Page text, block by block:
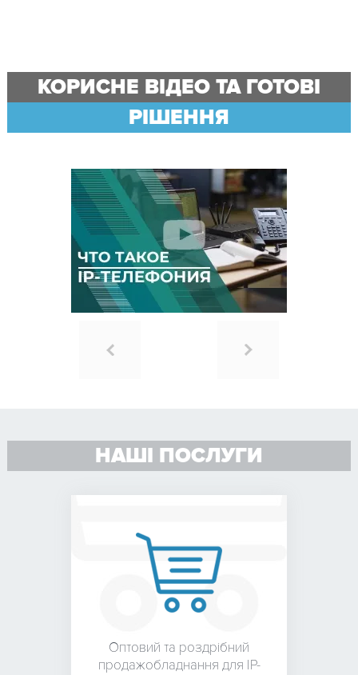
КОРИСНЕ ВІДЕО ТА ГОТОВІ
РІШЕННЯ
НАШІ ПОСЛУГИ
Оптовий та роздрібний
продажобладнання для IP-